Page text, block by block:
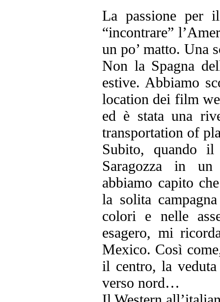
La passione per
“incontrare”
un po’ matto. Una
Non la Spagna
estive. Abbiamo
location dei film
ed è stata una
transportation of
Subito, quando
Saragozza in
abbiamo capito
la solita
colori e nelle
esagero, mi
Mexico. Così
il centro, la
verso nord…